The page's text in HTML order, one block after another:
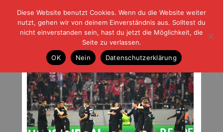
| | |BLOG-GFußball und der Rest
HOME|REGELN|IMPRESSUM |DATENSCHUTZ
Beiträge mit Schlagwort: Piräus
Diese Website benutzt Cookies. Wenn du die Website weiter
nutzt, gehen wir von deinem Einverständnis aus. Solltest du
nicht einverstanden sein, hast du jetzt die Möglichkeit, die
Seite zu verlassen.
OK
Nein Datenschutzerklärung